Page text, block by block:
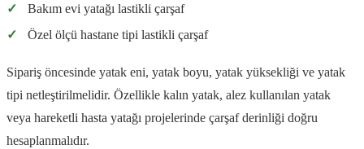
✓
Bakım evi yatağı lastikli çarşaf
✓
Özel ölçü hastane tipi lastikli çarşaf
Sipariş öncesinde yatak eni, yatak boyu, yatak yüksekliği ve yatak
tipi netleştirilmelidir. Özellikle kalın yatak, alez kullanılan yatak
veya hareketli hasta yatağı projelerinde çarşaf derinliği doğru
hesaplanmalıdır.